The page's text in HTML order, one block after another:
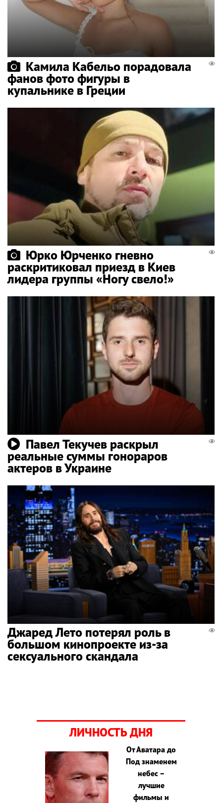
Камила Кабельо порадовала
фанов фото фигуры в
купальнике в Греции
Юрко Юрченко гневно
раскритиковал приезд в Киев
лидера группы «Ногу свело!»
Павел Текучев раскрыл
реальные суммы гонораров
актеров в Украине
Джаред Лето потерял роль в
большом кинопроекте из-за
сексуального скандала
ЛИЧНОСТЬ ДНЯ
От Аватара до
Под знаменем
небес –
лучшие
фильмы и